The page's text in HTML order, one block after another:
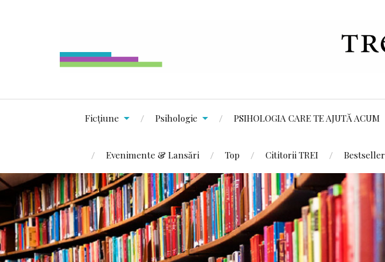
Ficțiune Psihologie PSIHOLOGIA CARE TE AJUTĂ ACUM
Evenimente & Lansări Top Cititorii TREI Bestseller